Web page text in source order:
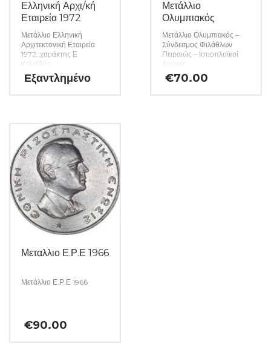
Ελληνική Αρχι/κή
Εταιρεία 1972
Μετάλλιο Ελληνική
Αρχιτεκτονική Εταιρεία
1972, χαράκτης Ε.
Κελαϊδής
Εξαντλημένο
Μετάλλιο
Ολυμπιακός
Μετάλλιο Ολυμπιακός –
Σύνδεσμος Φιλάθλων
Πειραιώς – Ιστιοπλοϊκοί
Αγώνες
€70.00
Μεταλλιο Ε.Ρ.Ε 1966
Μετάλλιο Ε.Ρ.Ε 1966
€90.00